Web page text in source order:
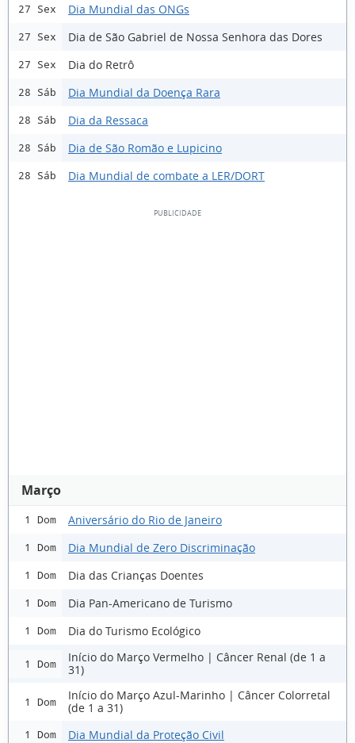
27 Sex Dia Mundial das ONGs
27 Sex Dia de São Gabriel de Nossa Senhora das Dores
27 Sex Dia do Retrô
28 Sáb Dia Mundial da Doença Rara
28 Sáb Dia da Ressaca
28 Sáb Dia de São Romão e Lupicino
28 Sáb Dia Mundial de combate a LER/DORT
Março
1 Dom Aniversário do Rio de Janeiro
1 Dom Dia Mundial de Zero Discriminação
1 Dom Dia das Crianças Doentes
1 Dom Dia Pan-Americano de Turismo
1 Dom Dia do Turismo Ecológico
1 Dom
Início do Março Vermelho | Câncer Renal (de 1 a
31)
1 Dom
Início do Março Azul-Marinho | Câncer Colorretal
(de 1 a 31)
1 Dom Dia Mundial da Proteção Civil